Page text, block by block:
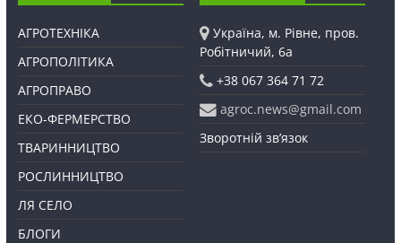
АГРОТЕХНІКА
АГРОПОЛІТИКА
АГРОПРАВО
ЕКО-ФЕРМЕРСТВО
ТВАРИННИЦТВО
РОСЛИННИЦТВО
ЛЯ СЕЛО
БЛОГИ
Україна, м. Рівне, пров.
Робітничий, 6а
+38 067 364 71 72
agroc.news@gmail.com
Зворотній зв’язок